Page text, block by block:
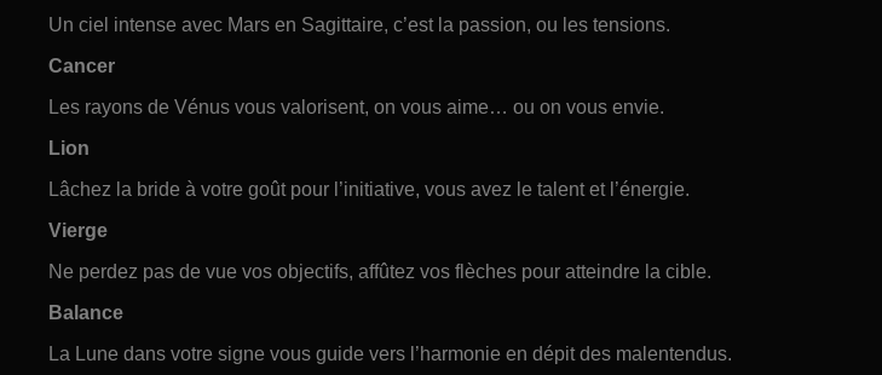
Un ciel intense avec Mars en Sagittaire, c’est la passion, ou les tensions.
Cancer
Les rayons de Vénus vous valorisent, on vous aime… ou on vous envie.
Lion
Lâchez la bride à votre goût pour l’initiative, vous avez le talent et l’énergie.
Vierge
Ne perdez pas de vue vos objectifs, affûtez vos flèches pour atteindre la cible.
Balance
La Lune dans votre signe vous guide vers l’harmonie en dépit des malentendus.